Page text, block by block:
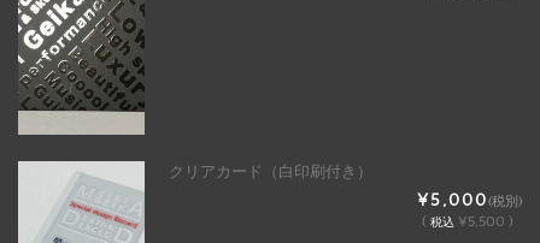
クリアカード（白印刷付き）
¥5,000(税別)
( 税込 ¥5,500 )